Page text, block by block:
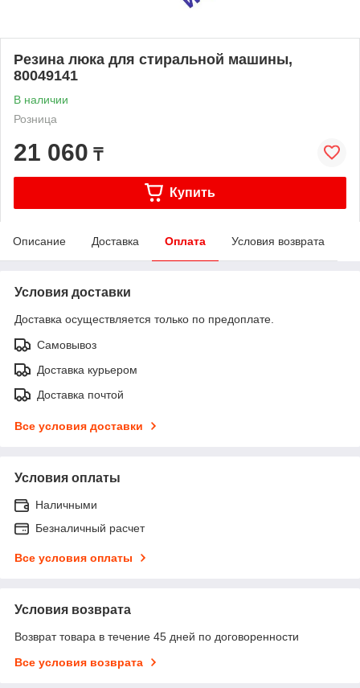
Резина люка для стиральной машины,
80049141
В наличии
Розница
21 060 ₸
Купить
Описание Доставка Оплата Условия возврата
Условия доставки
Доставка осуществляется только по предоплате.
Самовывоз
Доставка курьером
Доставка почтой
Все условия доставки
Условия оплаты
Наличными
Безналичный расчет
Все условия оплаты
Условия возврата
Возврат товара в течение 45 дней по договоренности
Все условия возврата